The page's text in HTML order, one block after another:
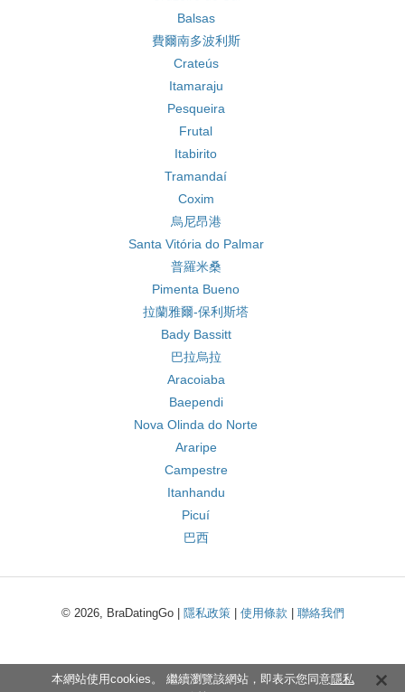
Balsas
費爾南多波利斯
Crateús
Itamaraju
Pesqueira
Frutal
Itabirito
Tramandaí
Coxim
烏尼昂港
Santa Vitória do Palmar
普羅米桑
Pimenta Bueno
拉蘭雅爾-保利斯塔
Bady Bassitt
巴拉烏拉
Aracoiaba
Baependi
Nova Olinda do Norte
Araripe
Campestre
Itanhandu
Picuí
巴西
© 2026, BraDatingGo | 隱私政策| 使用條款 聯絡我們
本網站使用cookies。 繼續瀏覽該網站，即表示您同意隱私